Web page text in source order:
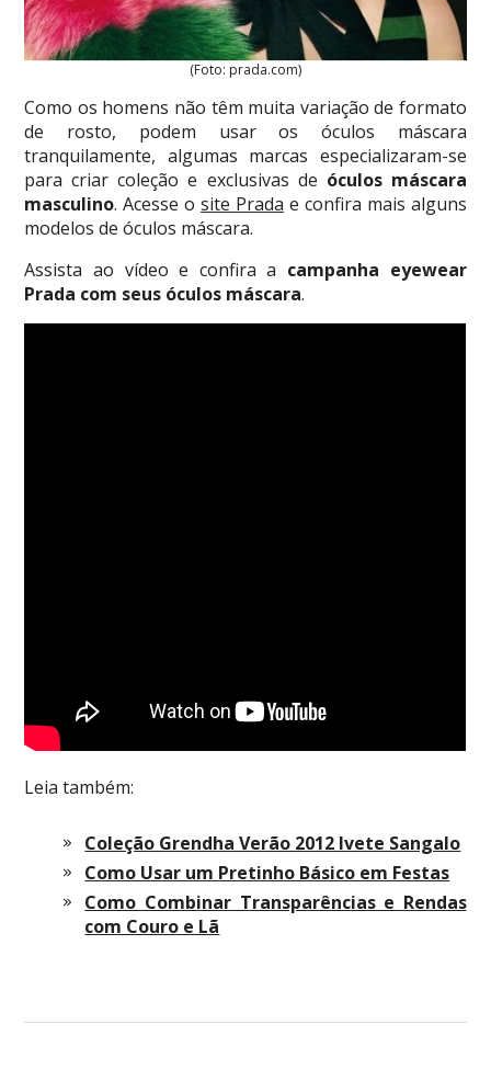
(Foto: prada.com)
Como os homens não têm muita variação de formato
de rosto, podem usar os óculos máscara
tranquilamente, algumas marcas especializaram-se
para criar coleção e exclusivas de óculos máscara
masculino. Acesse osite Prada e confira mais alguns
modelos de óculos máscara.
Assista ao vídeo e confira a campanha eyewear
Prada com seus óculos máscara.
Leia também:
Coleção Grendha Verão 2012 Ivete Sangalo
Como Usar um Pretinho Básico em Festas
Como Combinar Transparências e Rendas
com Couro e Lã